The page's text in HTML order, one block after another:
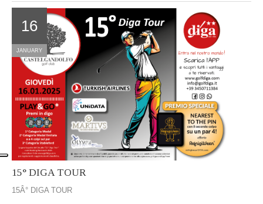
16
JANUARY
15° DIGA TOUR
15Â° DIGA TOUR